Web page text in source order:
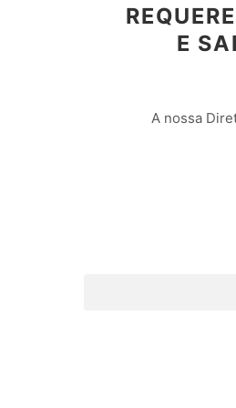
E
A nossa